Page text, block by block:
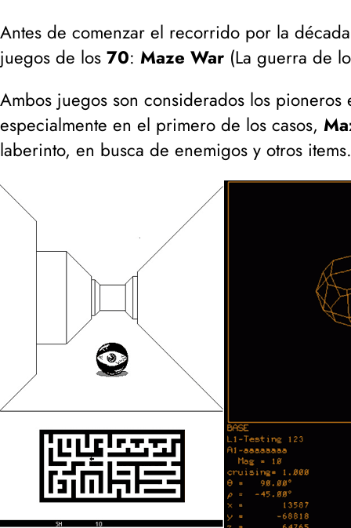
Antes de comenzar el recorrido por la
juegos de los 70: Maze War (La guerra de
Ambos juegos son considerados los
especialmente en el primero de los casos,
laberinto, en busca de enemigos y otros items.